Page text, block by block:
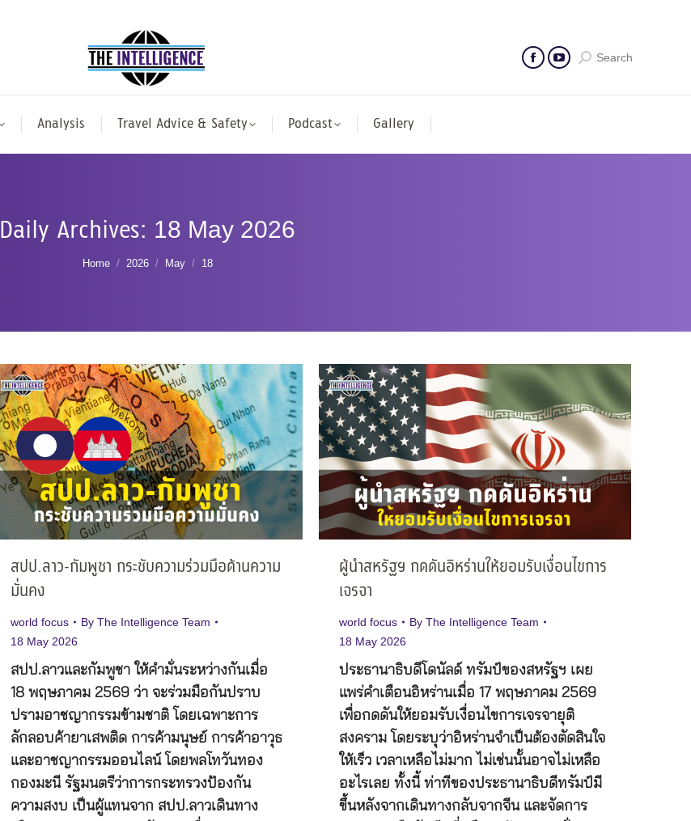
Search
Analysis Travel Advice & Safety Podcast Gallery
Daily Archives: 18 May 2026
You are here:
Home 2026 May 18
สปป.ลาว-กัมพูชา กระชับความร่วมมือด้านความ
มั่นคง
world focus By The Intelligence Team
18 May 2026
สปป.ลาวและกัมพูชา ให้คำมั่นระหว่างกันเมื่อ
18 พฤษภาคม 2569 ว่า จะร่วมมือกันปราบ
ปรามอาชญากรรมข้ามชาติ โดยเฉพาะการ
ลักลอบค้ายาเสพติด การค้ามนุษย์ การค้าอาวุธ
และอาชญากรรมออนไลน์ โดยพลโทวันทอง
กองมะนี รัฐมนตรีว่าการกระทรวงป้องกัน
ความสงบ เป็นผู้แทนจาก สปป.ลาวเดินทาง
ผู้นำสหรัฐฯ กดดันอิหร่านให้ยอมรับเงื่อนไขการ
เจรจา
world focus By The Intelligence Team
18 May 2026
ประธานาธิบดีโดนัลด์ ทรัมป์ของสหรัฐฯ เผย
แพร่คำเตือนอิหร่านเมื่อ 17 พฤษภาคม 2569
เพื่อกดดันให้ยอมรับเงื่อนไขการเจรจายุติ
สงคราม โดยระบุว่าอิหร่านจำเป็นต้องตัดสินใจ
ให้เร็ว เวลาเหลือไม่มาก ไม่เช่นนั้นอาจไม่เหลือ
อะไรเลย ทั้งนี้ ท่าทีของประธานาธิบดีทรัมป์มี
ขึ้นหลังจากเดินทางกลับจากจีน และจัดการ